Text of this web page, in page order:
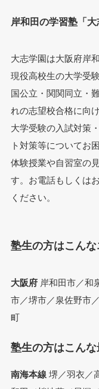
岸和田の学習塾「大
大志学園は大阪府岸
現役高校生の大学受
国公立・関関同立・
れの志望校合格に向
大学受験の入試対策
ト対策等についてお
体験授業や自習室の
す。お電話もしくは
ください。
塾生の方はこん
大阪府岸和田市／和
市／堺市／泉佐野市
町
塾生の方はこん
南海本線堺／羽衣／